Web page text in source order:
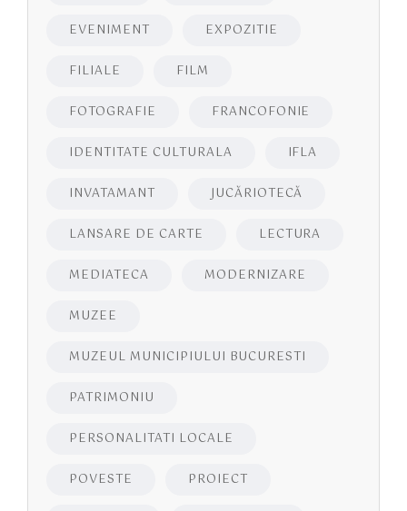
EVENIMENT EXPOZITIE
FILIALE FILM
FOTOGRAFIE FRANCOFONIE
IDENTITATE CULTURALA IFLA
INVATAMANT JUCĂRIOTECĂ
LANSARE DE CARTE LECTURA
MEDIATECA MODERNIZARE
MUZEE
MUZEUL MUNICIPIULUI BUCURESTI
PATRIMONIU
PERSONALITATI LOCALE
POVESTE PROIECT